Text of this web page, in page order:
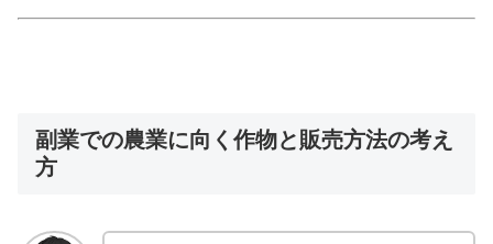
副業での農業に向く作物と販売方法の考え
方